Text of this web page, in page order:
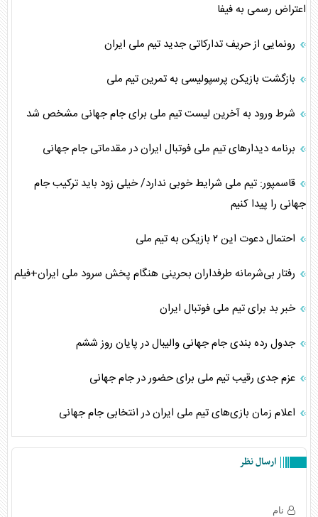
اعتراض رسمی به فیفا
رونمایی از حریف تدارکاتی جدید تیم ملی ایران
بازگشت بازیکن پرسپولیسی به تمرین تیم ملی
شرط ورود به آخرین لیست تیم ملی برای جام جهانی مشخص شد
برنامه دیدار‌های تیم ملی فوتبال ایران در مقدماتی جام جهانی
قاسمپور: تیم ملی شرایط خوبی ندارد/ خیلی زود باید ترکیب جام
جهانی را پیدا کنیم
احتمال دعوت این ۲ بازیکن به تیم ملی
رفتار بی‌شرمانه طرفداران بحرینی هنگام پخش سرود ملی ایران+فیلم
خبر بد برای تیم ملی فوتبال ایران
جدول رده بندی جام جهانی والیبال در پایان روز ششم
عزم جدی رقیب تیم ملی برای حضور در جام جهانی
اعلام زمان بازی‌های تیم ملی ایران در انتخابی جام جهانی
ارسال نظر
نام